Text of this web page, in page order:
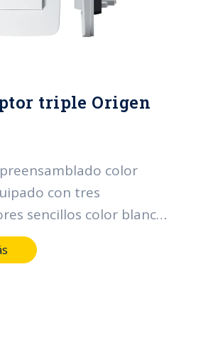
triple Origen
color
con tres
sencillos color blanco.
16 A